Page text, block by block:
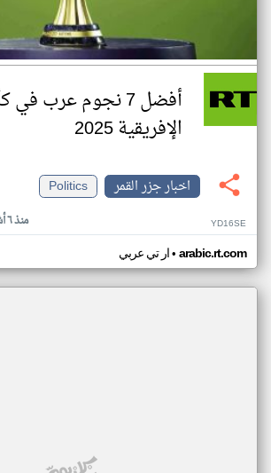
أفضل 7 نجوم عرب
الإفريقية 2025
اخبار جزر القمر
Politics
منذ ٦ أشهر YD16SE
ار تي عربي• arabic.rt.com